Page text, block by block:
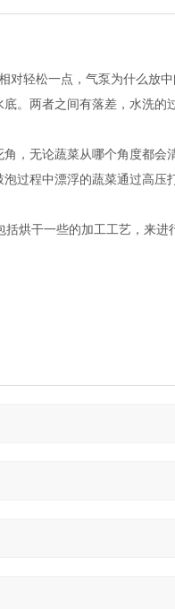
轻松一点，气泵为什么放
。两者之间有落差，水洗的
，无论蔬菜从哪个角度都
过程中漂浮的蔬菜通过高压
烘干一些的加工工艺，来进